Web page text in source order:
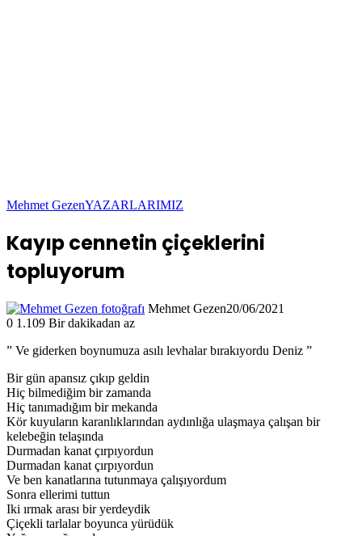
Mehmet GezenYAZARLARIMIZ
Kayıp cennetin çiçeklerini
topluyorum
Mehmet Gezen20/06/2021
0 1.109 Bir dakikadan az
” Ve giderken boynumuza asılı levhalar bırakıyordu Deniz ”
Bir gün apansız çıkıp geldin
Hiç bilmediğim bir zamanda
Hiç tanımadığım bir mekanda
Kör kuyuların karanlıklarından aydınlığa ulaşmaya çalışan bir
kelebeğin telaşında
Durmadan kanat çırpıyordun
Durmadan kanat çırpıyordun
Ve ben kanatlarına tutunmaya çalışıyordum
Sonra ellerimi tuttun
Iki ırmak arası bir yerdeydik
Çiçekli tarlalar boyunca yürüdük